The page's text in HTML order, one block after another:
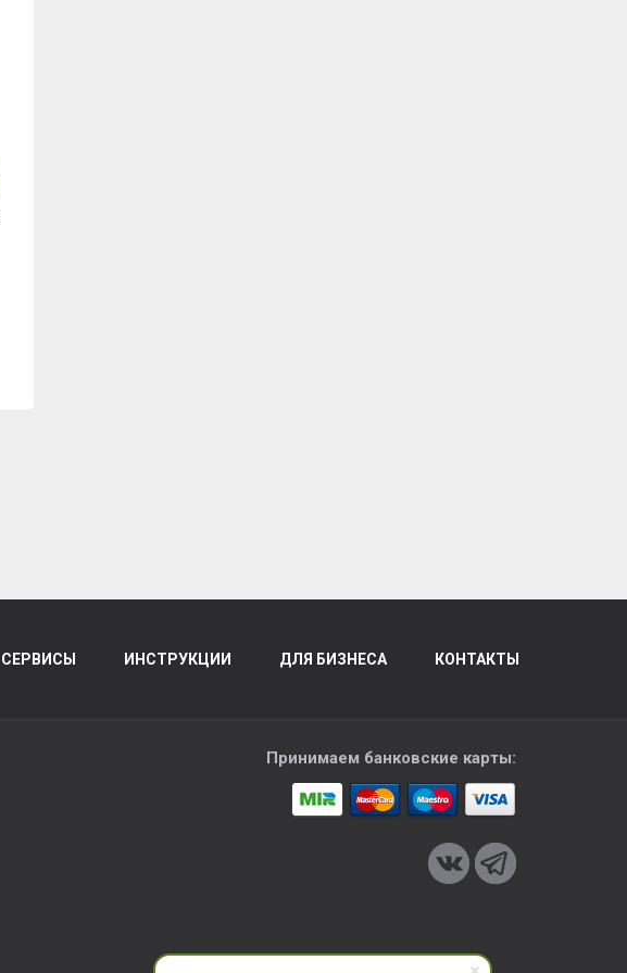
СЕРВИСЫ ИНСТРУКЦИИ ДЛЯ БИЗНЕСА КОНТАКТЫ
Принимаем банковские карты: